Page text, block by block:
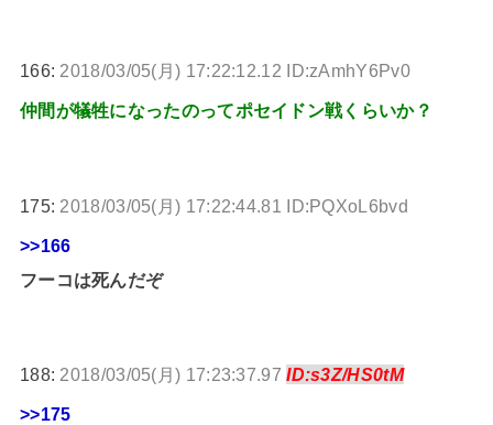
166: 2018/03/05(月) 17:22:12.12 ID:zAmhY6Pv0
仲間が犠牲になったのってポセイドン戦くらいか？
175: 2018/03/05(月) 17:22:44.81 ID:PQXoL6bvd
>>166
フーコは死んだぞ
188: 2018/03/05(月) 17:23:37.97ID:s3Z/HS0tM
>>175